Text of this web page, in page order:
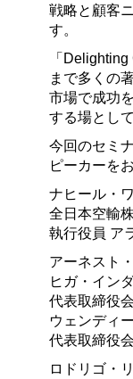
戦略と顧客
す。
「
まで多くの
市場で成功
する場とし
今回のセミ
ピーカーを
ナヒール・
全日本空輸
執行役員 ア
アーネスト
ヒガ・イン
代表取締役
ウェンディ
代表取締役
ロドリゴ・